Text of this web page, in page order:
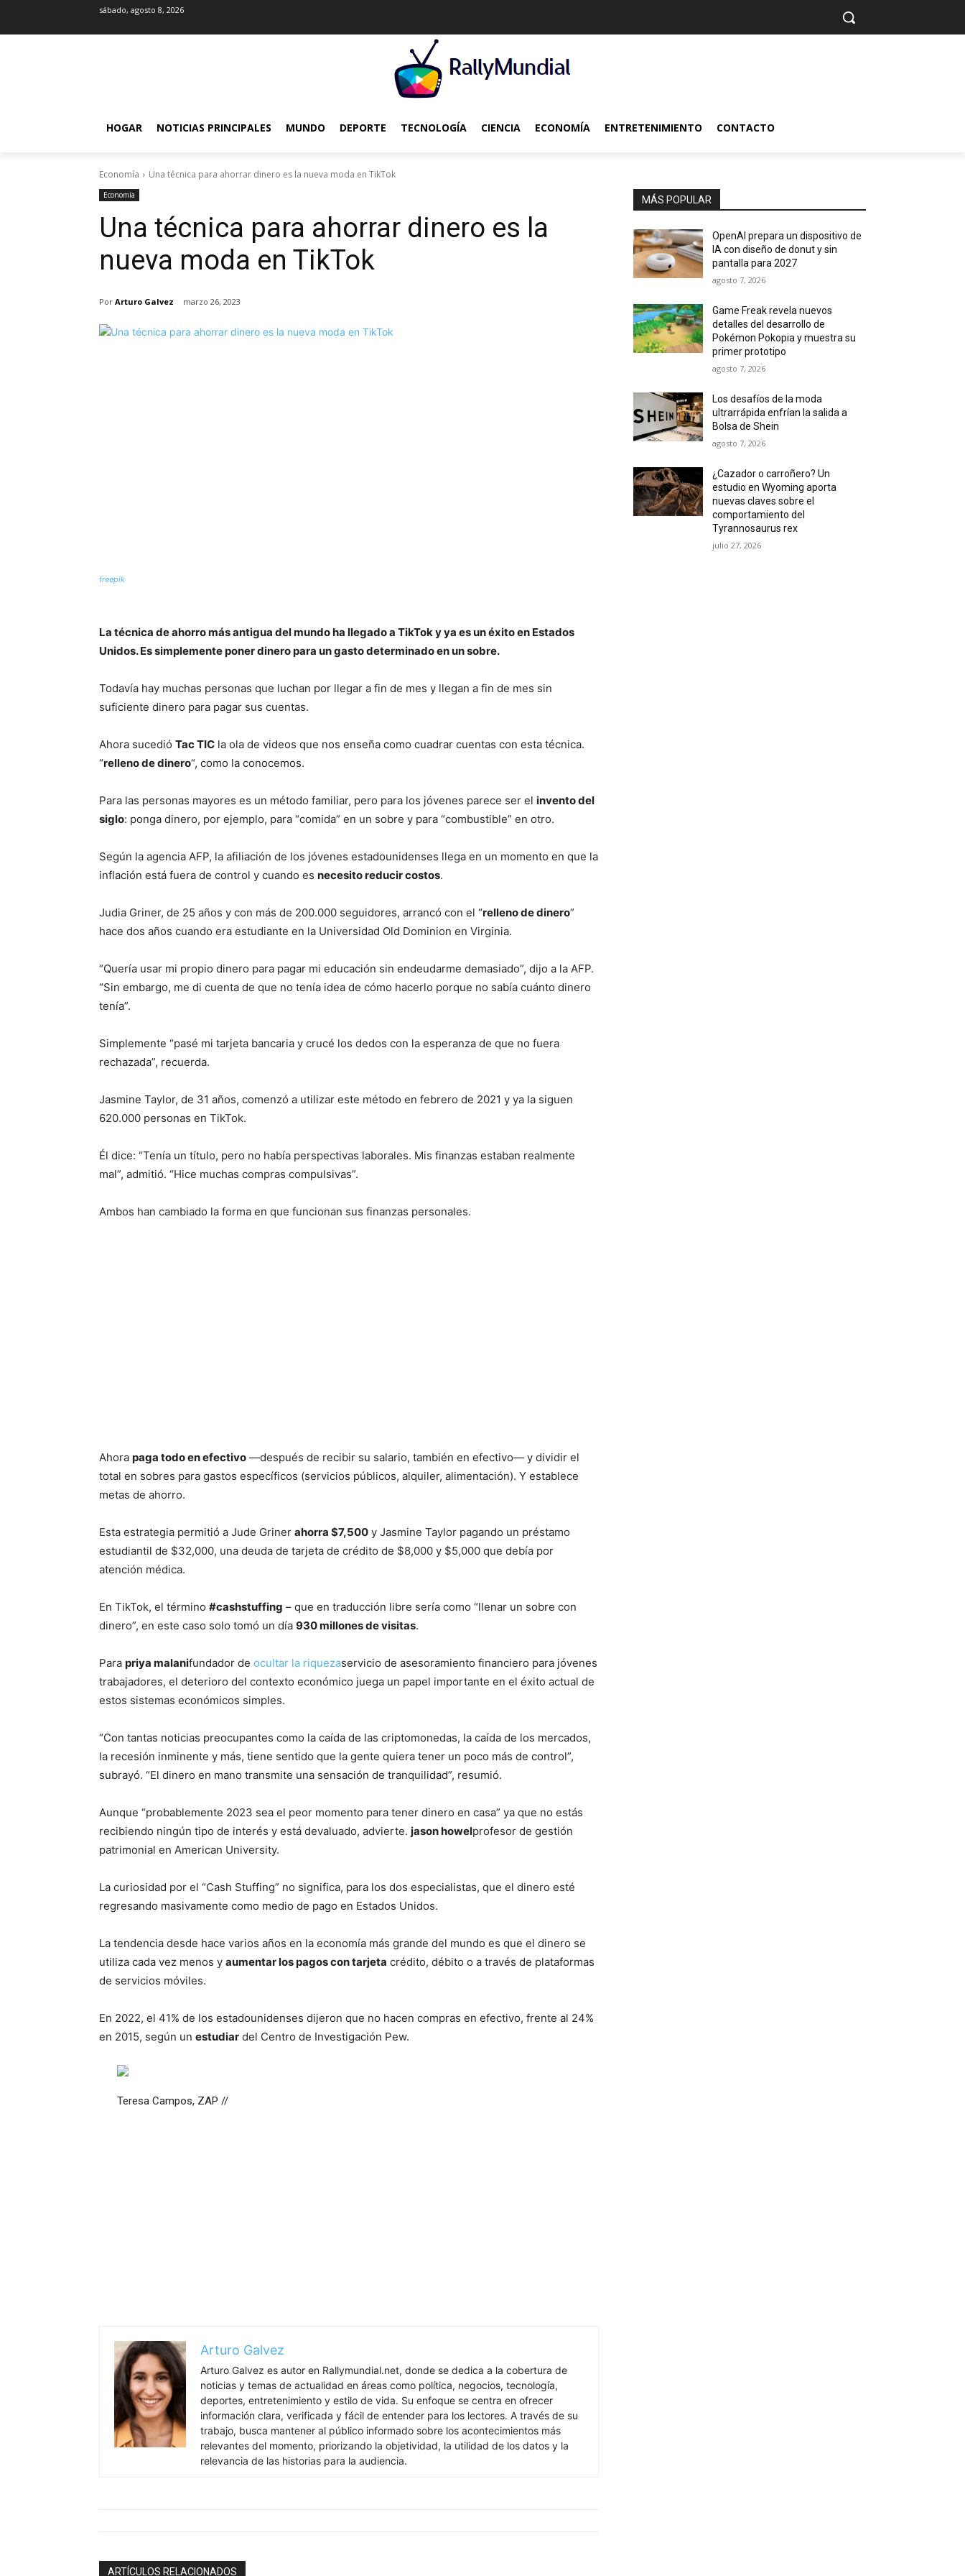
sábado, agosto 8, 2026
HOGAR NOTICIAS PRINCIPALES MUNDO DEPORTE TECNOLOGÍA CIENCIA ECONOMÍA ENTRETENIMIENTO CONTACTO
Economía Una técnica para ahorrar dinero es la nueva moda en TikTok
Economía
Una técnica para ahorrar dinero es la
nueva moda en TikTok
Por Arturo Galvez marzo 26, 2023
freepik
La técnica de ahorro más antigua del mundo ha llegado a TikTok y ya es un éxito en Estados
Unidos. Es simplemente poner dinero para un gasto determinado en un sobre.
Todavía hay muchas personas que luchan por llegar a fin de mes y llegan a fin de mes sin
suficiente dinero para pagar sus cuentas.
Ahora sucedió Tac TIC la ola de videos que nos enseña como cuadrar cuentas con esta técnica.
“relleno de dinero“, como la conocemos.
Para las personas mayores es un método familiar, pero para los jóvenes parece ser el invento del
siglo: ponga dinero, por ejemplo, para “comida” en un sobre y para “combustible” en otro.
Según la agencia AFP, la afiliación de los jóvenes estadounidenses llega en un momento en que la
inflación está fuera de control y cuando es necesito reducir costos.
Judia Griner, de 25 años y con más de 200.000 seguidores, arrancó con el “relleno de dinero”
hace dos años cuando era estudiante en la Universidad Old Dominion en Virginia.
“Quería usar mi propio dinero para pagar mi educación sin endeudarme demasiado”, dijo a la AFP.
“Sin embargo, me di cuenta de que no tenía idea de cómo hacerlo porque no sabía cuánto dinero
tenía”.
Simplemente “pasé mi tarjeta bancaria y crucé los dedos con la esperanza de que no fuera
rechazada”, recuerda.
Jasmine Taylor, de 31 años, comenzó a utilizar este método en febrero de 2021 y ya la siguen
620.000 personas en TikTok.
Él dice: “Tenía un título, pero no había perspectivas laborales. Mis finanzas estaban realmente
mal”, admitió. “Hice muchas compras compulsivas”.
Ambos han cambiado la forma en que funcionan sus finanzas personales.
Ahora paga todo en efectivo —después de recibir su salario, también en efectivo— y dividir el
total en sobres para gastos específicos (servicios públicos, alquiler, alimentación). Y establece
metas de ahorro.
Esta estrategia permitió a Jude Griner ahorra $7,500 y Jasmine Taylor pagando un préstamo
estudiantil de $32,000, una deuda de tarjeta de crédito de $8,000 y $5,000 que debía por
atención médica.
En TikTok, el término #cashstuffing – que en traducción libre sería como “llenar un sobre con
dinero”, en este caso solo tomó un día 930 millones de visitas.
Para priya malanifundador de ocultar la riquezaservicio de asesoramiento financiero para jóvenes
trabajadores, el deterioro del contexto económico juega un papel importante en el éxito actual de
estos sistemas económicos simples.
“Con tantas noticias preocupantes como la caída de las criptomonedas, la caída de los mercados,
la recesión inminente y más, tiene sentido que la gente quiera tener un poco más de control”,
subrayó. “El dinero en mano transmite una sensación de tranquilidad”, resumió.
Aunque “probablemente 2023 sea el peor momento para tener dinero en casa” ya que no estás
recibiendo ningún tipo de interés y está devaluado, advierte. jason howelprofesor de gestión
patrimonial en American University.
La curiosidad por el “Cash Stuffing” no significa, para los dos especialistas, que el dinero esté
regresando masivamente como medio de pago en Estados Unidos.
La tendencia desde hace varios años en la economía más grande del mundo es que el dinero se
utiliza cada vez menos y aumentar los pagos con tarjeta crédito, débito o a través de plataformas
de servicios móviles.
En 2022, el 41% de los estadounidenses dijeron que no hacen compras en efectivo, frente al 24%
en 2015, según un estudiar del Centro de Investigación Pew.
Teresa Campos, ZAP //
Arturo Galvez
Arturo Galvez es autor en Rallymundial.net, donde se dedica a la cobertura de
noticias y temas de actualidad en áreas como política, negocios, tecnología,
deportes, entretenimiento y estilo de vida. Su enfoque se centra en ofrecer
información clara, verificada y fácil de entender para los lectores. A través de su
trabajo, busca mantener al público informado sobre los acontecimientos más
relevantes del momento, priorizando la objetividad, la utilidad de los datos y la
relevancia de las historias para la audiencia.
ARTÍCULOS RELACIONADOS
MÁS POPULAR
OpenAI prepara un dispositivo de
IA con diseño de donut y sin
pantalla para 2027
agosto 7, 2026
Game Freak revela nuevos
detalles del desarrollo de
Pokémon Pokopia y muestra su
primer prototipo
agosto 7, 2026
Los desafíos de la moda
ultrarrápida enfrían la salida a
Bolsa de Shein
agosto 7, 2026
¿Cazador o carroñero? Un
estudio en Wyoming aporta
nuevas claves sobre el
comportamiento del
Tyrannosaurus rex
julio 27, 2026